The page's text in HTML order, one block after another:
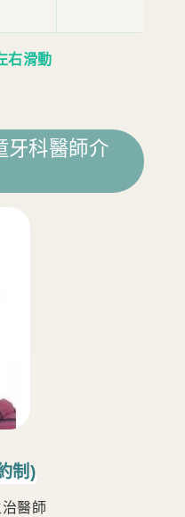
右滑動
牙科醫師介
制)
醫師